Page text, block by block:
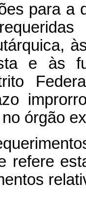
para a
e às
órgão
refere